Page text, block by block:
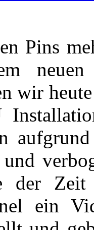
Pins
neuen
wir
und
der
ein